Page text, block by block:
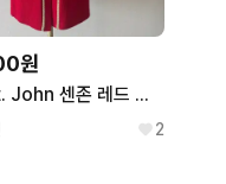
원
[정품]St. John 센존 레드 니트 가디건
2